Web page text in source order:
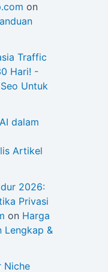
on
Traffic
Hari! -
Untuk
dalam
Artikel
2026:
Privasi
on Harga
Lengkap &
Niche